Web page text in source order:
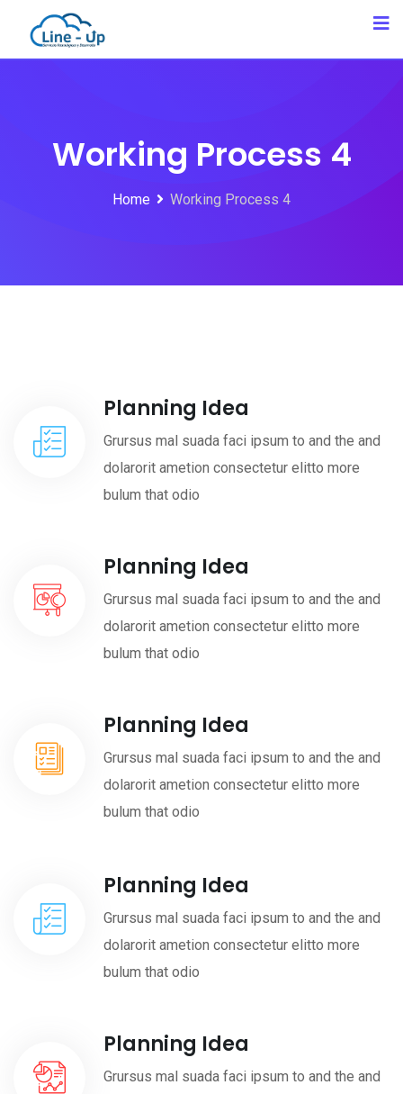
Working Process 4
Home Working Process 4
Planning Idea
Grursus mal suada faci ipsum to and the and
dolarorit ametion consectetur elitto more
bulum that odio
Planning Idea
Grursus mal suada faci ipsum to and the and
dolarorit ametion consectetur elitto more
bulum that odio
Planning Idea
Grursus mal suada faci ipsum to and the and
dolarorit ametion consectetur elitto more
bulum that odio
Planning Idea
Grursus mal suada faci ipsum to and the and
dolarorit ametion consectetur elitto more
bulum that odio
Planning Idea
Grursus mal suada faci ipsum to and the and